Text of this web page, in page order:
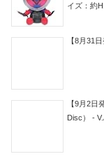
イズ：約
【8月31
【9月2日
Disc） -